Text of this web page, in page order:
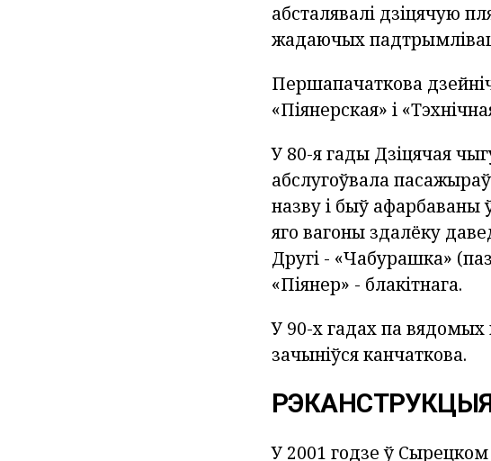
абсталявалі дзіцячую
жадаючых
Першапачаткова
«Піянерская» і
У 80-я гады Дзіцячая
абслугоўвала
назву і быў афарбаваны
яго вагоны здалёку
Другі - «Чабурашка»
«Піянер» - блакітнага.
У 90-х гадах па
зачыніўся канчаткова.
У 2001 годзе ў